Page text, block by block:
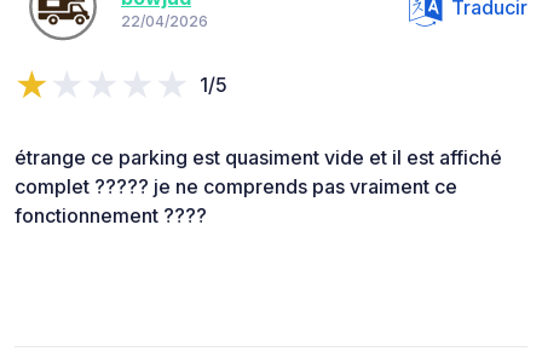
22/04/2026
Traducir
1/5
étrange ce parking est quasiment vide et il est affiché
complet ????? je ne comprends pas vraiment ce
fonctionnement ????